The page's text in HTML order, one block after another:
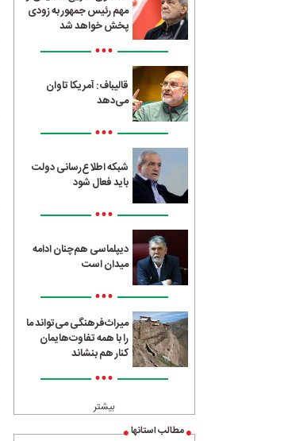
مهم رئیس جمهور به زودی
پخش خواهد شد
•••
قالیباف: آمریکا تاوان
می‌دهد
•••
شبکه اطلاع‌رسانی دولت
باید فعال شود
•••
دیپلماسی هم‌چنان ادامه
میدان است
•••
میراث‌فرهنگی می‌تواند ما
را با همه تفاوت‌هایمان
کنار هم بنشاند
•••
بیشتر
مطالب استانها